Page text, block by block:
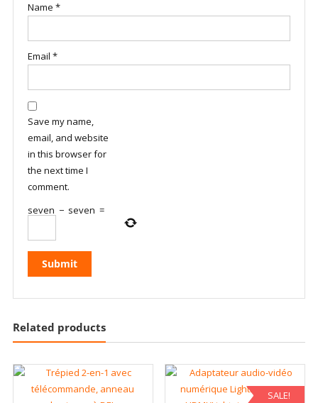
Name *
Email *
Save my name,
email, and website
in this browser for
the next time I
comment.
seven − seven =
Related products
SALE!